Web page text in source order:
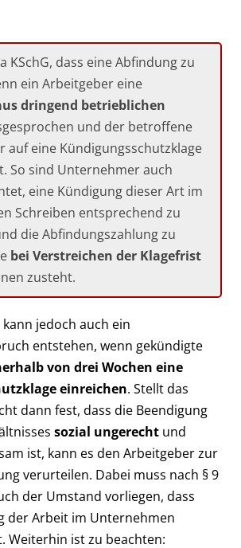
KSchG, dass eine Abfindung zu
ein Arbeitgeber eine
dringend betrieblichen
und der betroffene
auf eine Kündigungsschutzklage
So sind Unternehmer auch
eine Kündigung dieser Art im
Schreiben entsprechend zu
die Abfindungszahlung zu
bei Verstreichen der Klagefrist
zusteht.
jedoch auch ein
entstehen, wenn gekündigte
von drei Wochen eine
einreichen. Stellt das
dann fest, dass die Beendigung
sozial ungerecht und
ist, kann es den Arbeitgeber zur
verurteilen. Dabei muss nach § 9
der Umstand vorliegen, dass
der Arbeit im Unternehmen
Weiterhin ist zu beachten: